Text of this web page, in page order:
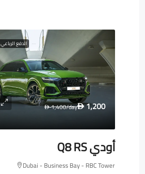
الدفع الرباعي
D1,200
D1,400/day
أودي Q8 RS
Dubai - Business Bay - RBC Tower